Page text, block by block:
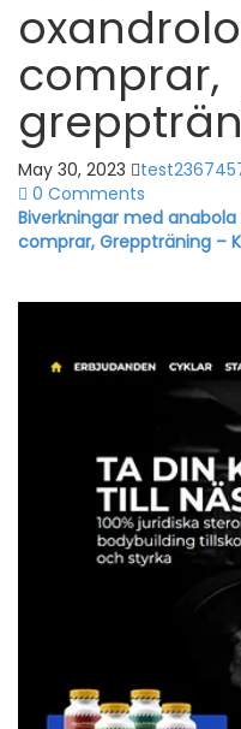
comprar,
May 30, 2023
0 Comments
Biverkningar med
comprar, Greppträning –